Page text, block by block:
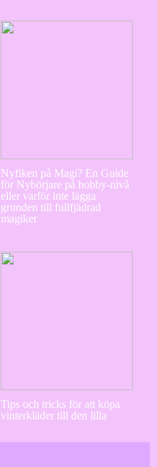
Nyfiken på Magi? En Guide
för Nybörjare på hobby-nivå
eller varför inte lägga
grunden till fullfjädrad
magiker
Tips och tricks för att köpa
vinterkläder till den lilla